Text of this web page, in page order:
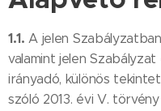
1.1. A jelen
valamint jelen
irányadó, különös
szóló 2013. évi V.